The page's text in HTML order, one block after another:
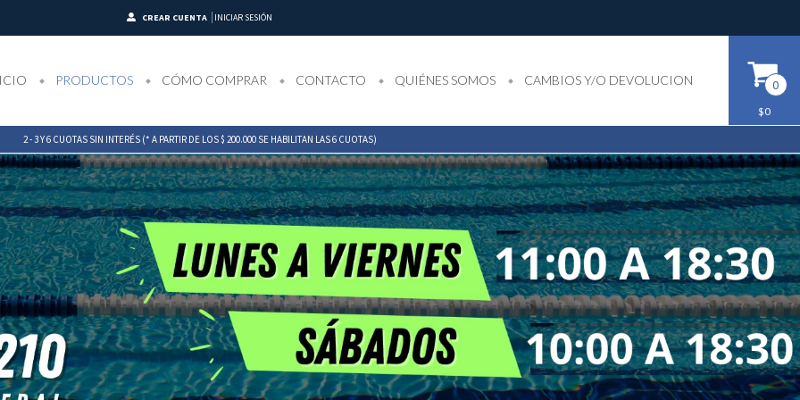
CREAR CUENTA INICIAR SESIÓN
PRODUCTOS CÓMO COMPRAR CONTACTO QUIÉNES SOMOS CAMBIOS Y/O DEVOLUCION 0
$0
2 - 3 Y 6 CUOTAS SIN INTERÉS (* A PARTIR DE LOS $ 200.000 SE HABILITAN LAS 6 CUOTAS)